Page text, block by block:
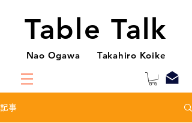
Table Talk
Nao Ogawa Takahiro Koike
記事